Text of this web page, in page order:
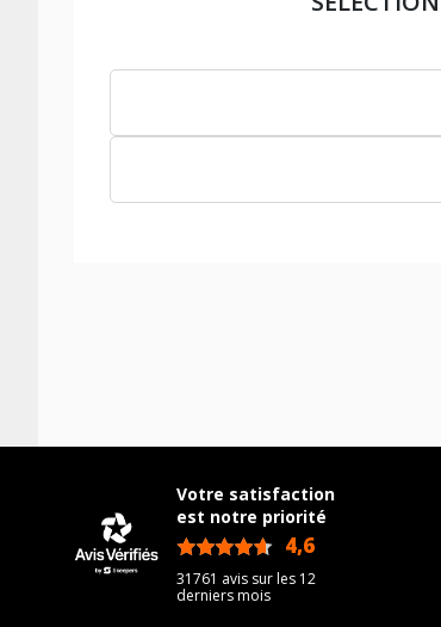
Votre satisfaction
est notre priorité
4,6
31761 avis sur les 12
derniers mois